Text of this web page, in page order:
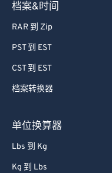
档案&时间
RAR 到 Zip
PST 到 EST
CST 到 EST
档案转换器
单位换算器
Lbs 到 Kg
Kg 到 Lbs